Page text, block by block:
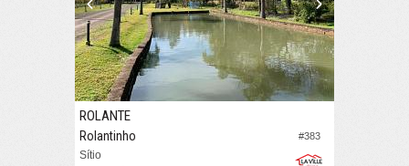
#383
ROLANTE
Rolantinho
Sítio